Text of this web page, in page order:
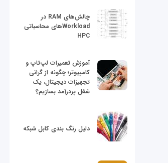
چالش‌های RAM در
Workloadهای محاسباتی
HPC
آموزش تعمیرات لپ‌تاپ و
کامپیوتر؛ چگونه از گرانی
تجهیزات دیجیتال، یک
شغل پردرآمد بسازیم؟
دلیل رنگ بندی کابل شبکه